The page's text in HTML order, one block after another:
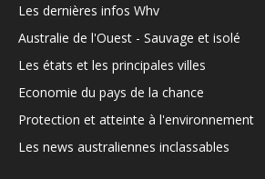
Les dernières infos Whv
Australie de l'Ouest - Sauvage et isolé
Les états et les principales villes
Economie du pays de la chance
Protection et atteinte à l'environnement
Les news australiennes inclassables